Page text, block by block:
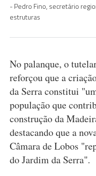
Pedro Fino, secretário
estruturas
No palanque, o
reforçou que a
da Serra constitui
população que
construção da
destacando que a
Câmara de Lobos
do Jardim da Serra".